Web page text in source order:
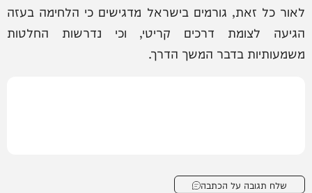
לאור כל זאת, גורמים בישראל מדגישים כי הלחימה בעזה
הגיעה לצומת דרכים קריטי, וכי נדרשות החלטות
משמעותיות בדבר המשך הדרך.
שלח תגובה על הכתבה